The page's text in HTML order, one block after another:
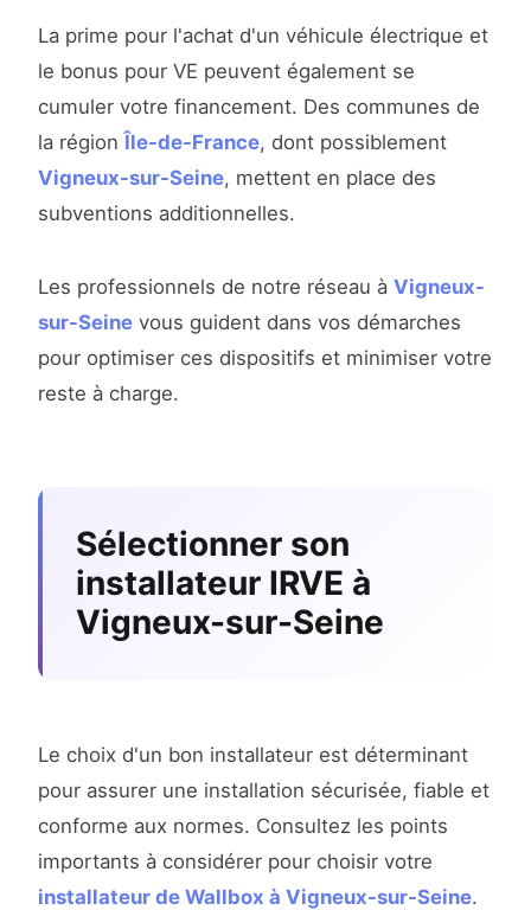
La prime pour l'achat d'un véhicule électrique et
le bonus pour VE peuvent également se
cumuler votre financement. Des communes de
la région Île-de-France, dont possiblement
Vigneux-sur-Seine, mettent en place des
subventions additionnelles.
Les professionnels de notre réseau à Vigneux-
sur-Seine vous guident dans vos démarches
pour optimiser ces dispositifs et minimiser votre
reste à charge.
Sélectionner son
installateur IRVE à
Vigneux-sur-Seine
Le choix d'un bon installateur est déterminant
pour assurer une installation sécurisée, fiable et
conforme aux normes. Consultez les points
importants à considérer pour choisir votre
installateur de Wallbox à Vigneux-sur-Seine.